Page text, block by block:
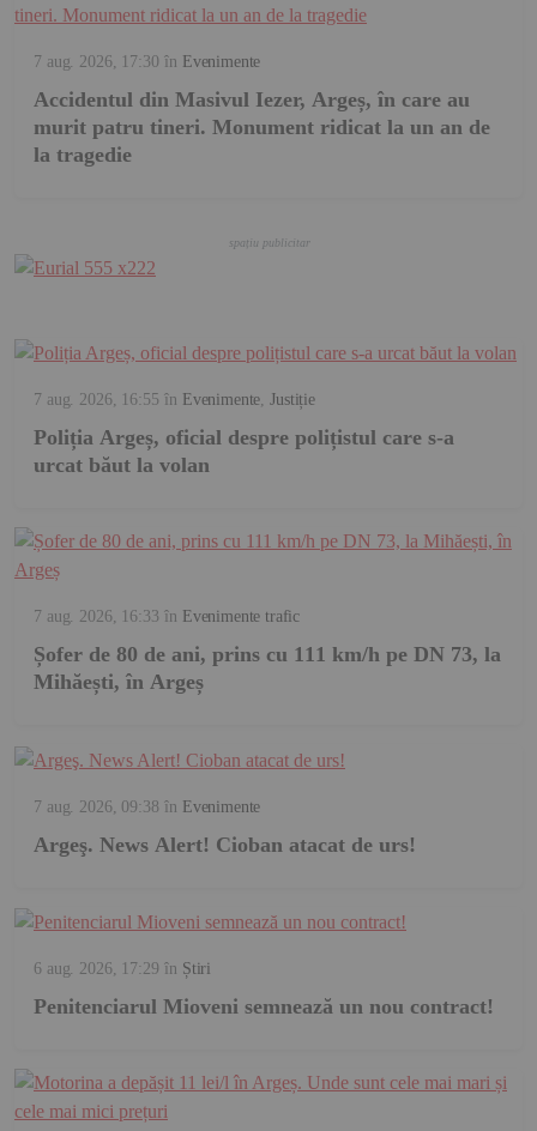
7 aug. 2026, 17:30 în Evenimente
Accidentul din Masivul Iezer, Argeș, în care au
murit patru tineri. Monument ridicat la un an de
la tragedie
7 aug. 2026, 16:55 în Evenimente,Justiție
Poliția Argeș, oficial despre polițistul care s-a
urcat băut la volan
7 aug. 2026, 16:33 în Evenimente trafic
Șofer de 80 de ani, prins cu 111 km/h pe DN 73, la
Mihăești, în Argeș
7 aug. 2026, 09:38 în Evenimente
Argeş. News Alert! Cioban atacat de urs!
6 aug. 2026, 17:29 în Știri
Penitenciarul Mioveni semnează un nou contract!